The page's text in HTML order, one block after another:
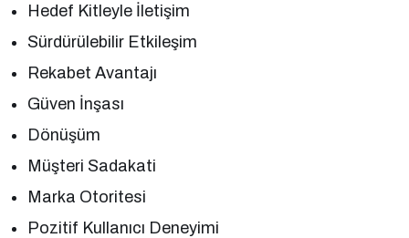
Hedef Kitleyle İletişim
Sürdürülebilir Etkileşim
Rekabet Avantajı
Güven İnşası
Dönüşüm
Müşteri Sadakati
Marka Otoritesi
Pozitif Kullanıcı Deneyimi